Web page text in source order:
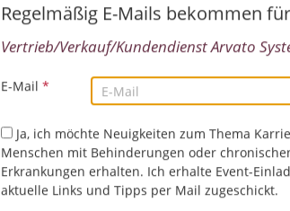
Regelmäßig E-Mails bekommen für
Vertrieb/Verkauf/Kundendienst Arvato
E-Mail *
Ja, ich möchte Neuigkeiten zum Thema
Menschen mit Behinderungen oder
Erkrankungen erhalten. Ich erhalte Event-
aktuelle Links und Tipps per Mail zugeschickt.
Leider keine Jobs
Neue Suche starten